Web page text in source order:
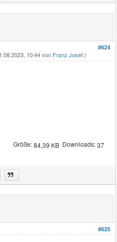
#624
10:44 von Franz Josef.)
Größe:84,39 KBDownloads:37
#625